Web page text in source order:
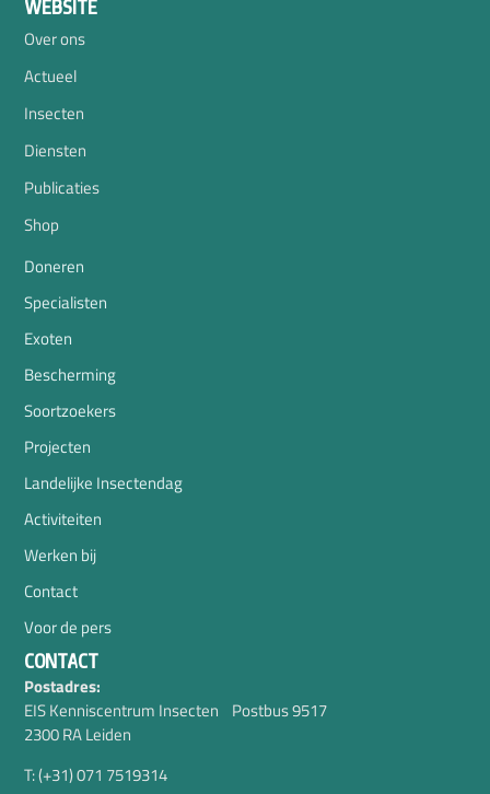
WEBSITE
Over ons
Actueel
Insecten
Diensten
Publicaties
Shop
Doneren
Specialisten
Exoten
Bescherming
Soortzoekers
Projecten
Landelijke Insectendag
Activiteiten
Werken bij
Contact
Voor de pers
CONTACT
Postadres:
EIS Kenniscentrum Insecten Postbus 9517
2300 RA Leiden
T: (+31) 071 7519314